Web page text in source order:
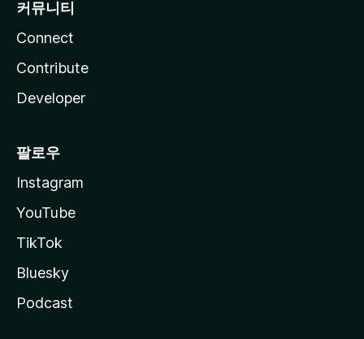
커뮤니티
Connect
Contribute
Developer
팔로우
Instagram
YouTube
TikTok
Bluesky
Podcast